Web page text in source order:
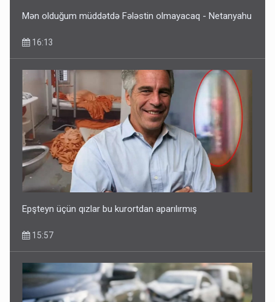
Mən olduğum müddətdə Fələstin olmayacaq - Netanyahu
16:13
Epşteyn üçün qızlar bu kurortdan aparılırmış
15:57